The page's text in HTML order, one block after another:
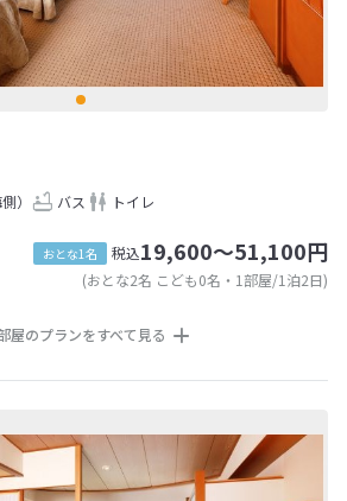
） バス トイレ
おとな1名 税込19,600～51,100円
(おとな2名 こども0名・1部屋/1泊2日)
屋のプランをすべて見る